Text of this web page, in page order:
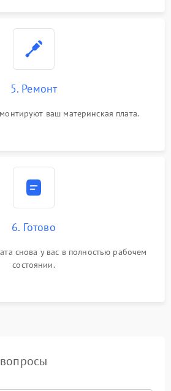
5. Ремонт
ваш материнская плата.
6. Готово
снова у вас в полностью рабочем
состоянии.